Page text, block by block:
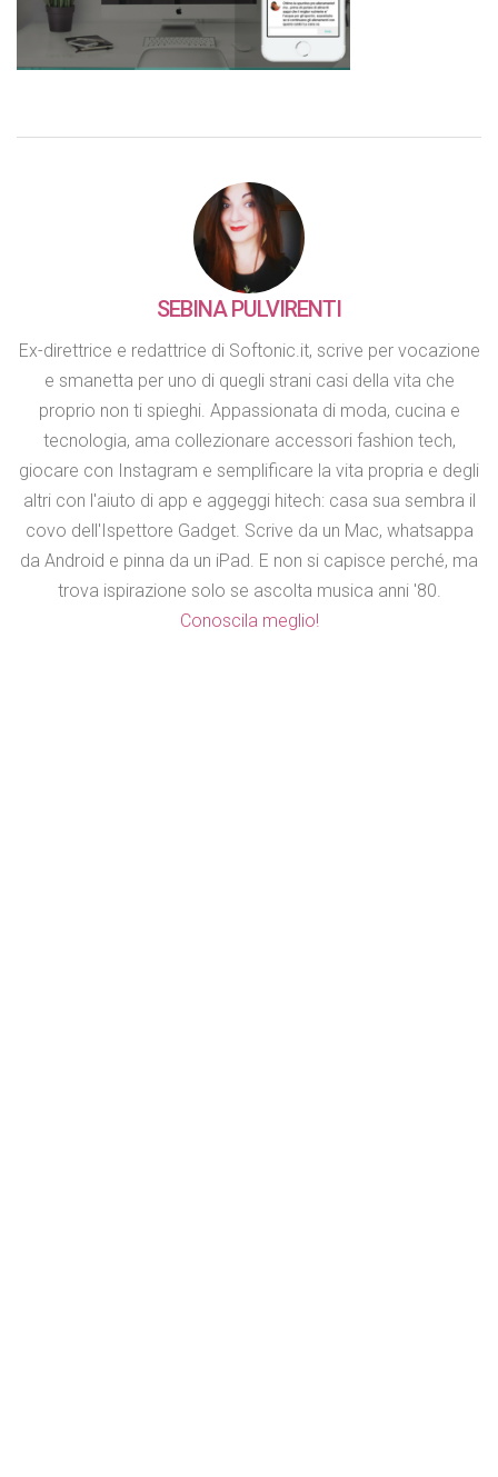
SEBINA PULVIRENTI
Ex-direttrice e redattrice di Softonic.it, scrive per vocazione
e smanetta per uno di quegli strani casi della vita che
proprio non ti spieghi. Appassionata di moda, cucina e
tecnologia, ama collezionare accessori fashion tech,
giocare con Instagram e semplificare la vita propria e degli
altri con l'aiuto di app e aggeggi hitech: casa sua sembra il
covo dell'Ispettore Gadget. Scrive da un Mac, whatsappa
da Android e pinna da un iPad. E non si capisce perché, ma
trova ispirazione solo se ascolta musica anni '80.
Conoscila meglio!